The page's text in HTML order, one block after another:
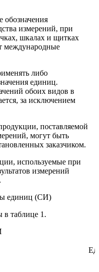
обозначения
измерений, при
шкалах и щитках
международные
либо
единиц.
обоих видов в
за исключением
поставляемой
могут быть
заказчиком.
используемые при
измерений
единиц (СИ)
таблице 1.